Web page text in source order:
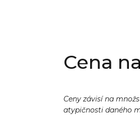
Cena
Ceny závisí na
atypičnosti daného